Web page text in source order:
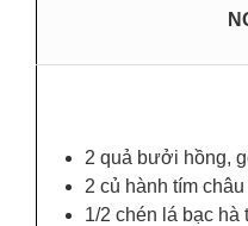
2 quả bưởi hồng,
2 củ hành tím
1/2 chén lá bạc hà